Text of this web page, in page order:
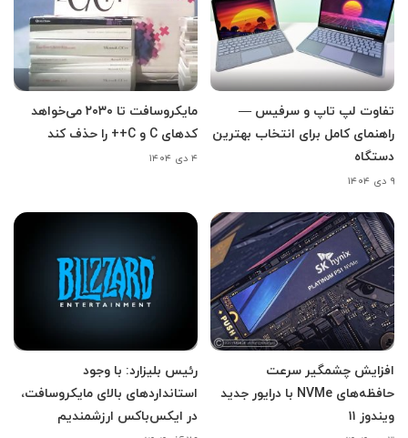
تفاوت لپ تاپ و سرفیس —
راهنمای کامل برای انتخاب بهترین
دستگاه
۹ دی ۱۴۰۴
مایکروسافت تا ۲۰۳۰ می‌خواهد
کدهای C و C++ را حذف کند
۴ دی ۱۴۰۴
افزایش چشمگیر سرعت
حافظه‌های NVMe با درایور جدید
ویندوز ۱۱
رئیس بلیزارد: با وجود
استانداردهای بالای مایکروسافت،
در ایکس‌باکس ارزشمندیم